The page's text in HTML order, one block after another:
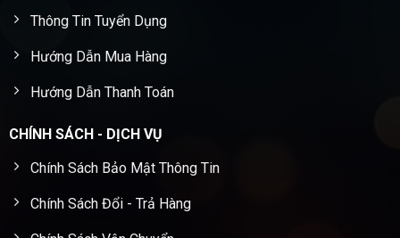
Thông Tin Tuyển Dụng
Hướng Dẫn Mua Hàng
Hướng Dẫn Thanh Toán
CHÍNH SÁCH - DỊCH VỤ
Chính Sách Bảo Mật Thông Tin
Chính Sách Đổi - Trả Hàng